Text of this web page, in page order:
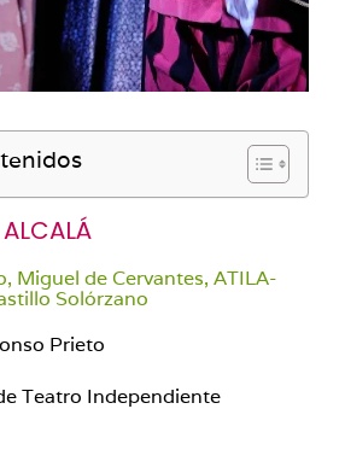
Miguel de Cervantes, ATILA-
Solórzano
Prieto
Teatro Independiente